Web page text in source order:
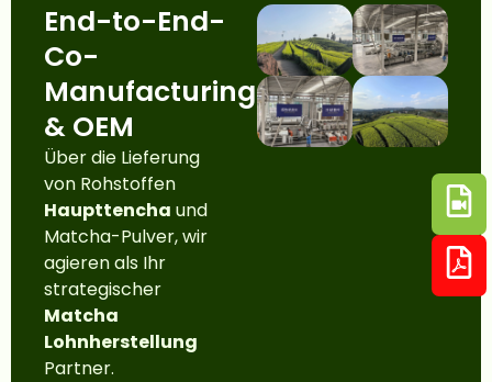
End-to-End-
Co-
Manufacturing
& OEM
Über die Lieferung
von Rohstoffen
Haupttencha und
Matcha-Pulver, wir
agieren als Ihr
strategischer
Matcha
Lohnherstellung
Partner.